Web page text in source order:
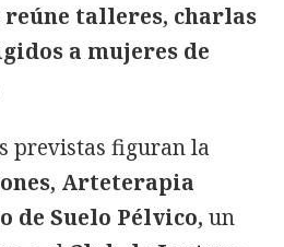
reúne talleres, charlas
a mujeres de
previstas figuran la
Arteterapia
de Suelo Pélvico, un